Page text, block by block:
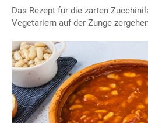
Das Rezept für die zarten
Vegetariern auf der Zunge